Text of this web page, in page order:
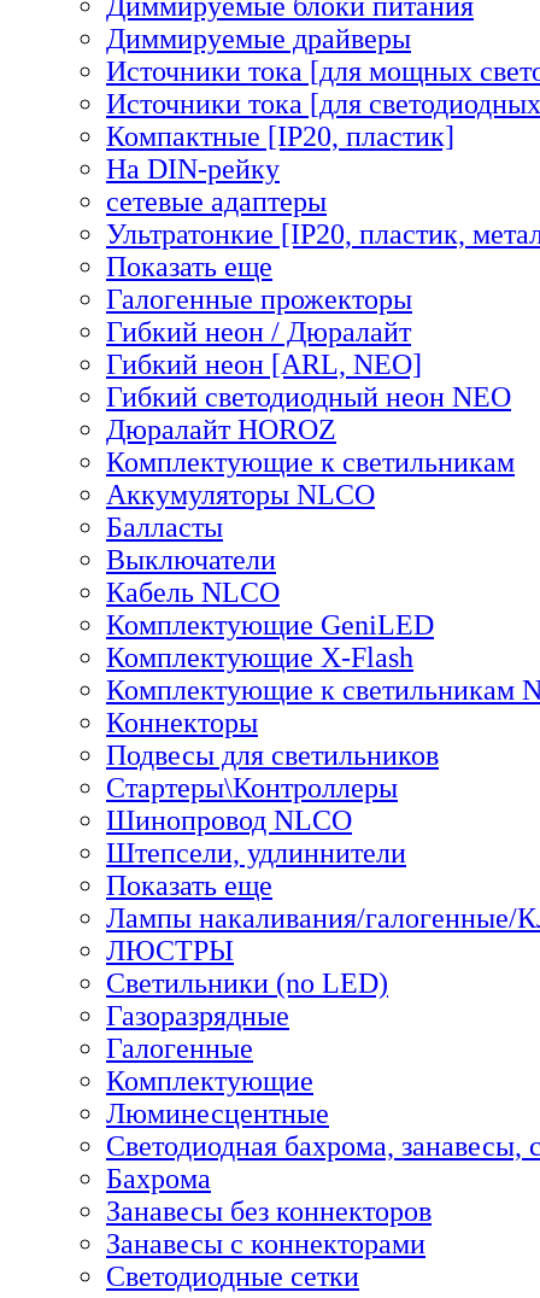
Диммируемые драйверы
Источники тока [для мощных
Источники тока [для
Компактные [IP20, пластик]
На DIN-рейку
сетевые адаптеры
Ультратонкие [IP20, пластик,
Показать еще
Галогенные прожекторы
Гибкий неон / Дюралайт
Гибкий неон [ARL, NEO]
Гибкий светодиодный неон NEO
Дюралайт HOROZ
Комплектующие к светильникам
Аккумуляторы NLCO
Балласты
Выключатели
Кабель NLCO
Комплектующие GeniLED
Комплектующие X-Flash
Комплектующие к светильникам
Коннекторы
Подвесы для светильников
Стартеры\Контроллеры
Шинопровод NLCO
Штепсели, удлиннители
Показать еще
Лампы накаливания/галогенные/
ЛЮСТРЫ
Светильники (no LED)
Газоразрядные
Галогенные
Комплектующие
Люминесцентные
Светодиодная бахрома, занавесы,
Бахрома
Занавесы без коннекторов
Занавесы с коннекторами
Светодиодные сетки